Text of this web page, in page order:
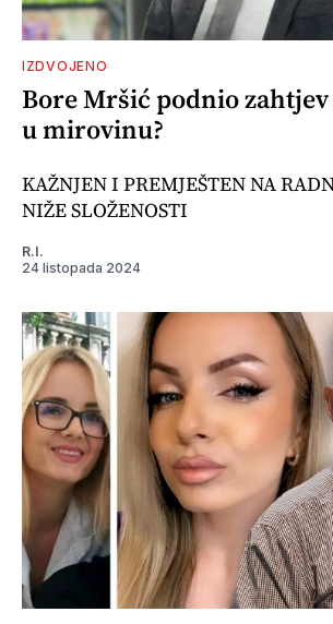
IZDVOJENO
Bore Mršić podnio zahtjev
u mirovinu?
KAŽNJEN I PREMJEŠTEN NA
NIŽE SLOŽENOSTI
R.I.
24 listopada 2024